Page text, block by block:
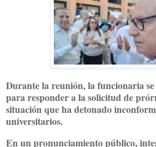
Durante la reunión, la funcionaria
para responder a la solicitud de
situación que ha detonado
universitarios.
En un pronunciamiento público,